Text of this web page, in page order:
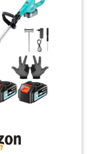
un gazon parfaitement
2-en-1 mulching ou
le mode mulching pour
ou le ramassage
de 35 L, réduisant la
votre efficacité.